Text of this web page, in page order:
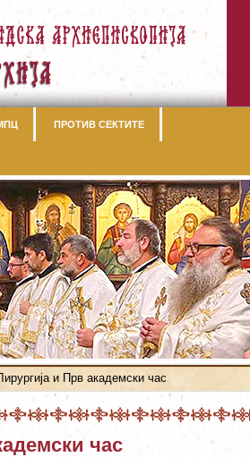
ПРОТИВ СЕКТИТЕ
и Прв академски час
час